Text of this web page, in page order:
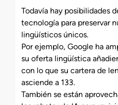
Todavía hay posibilidades
tecnología para preservar
lingüísticos únicos.
Por ejemplo, Google ha
su oferta lingüística
con lo que su cartera de
asciende a 133.
También se están